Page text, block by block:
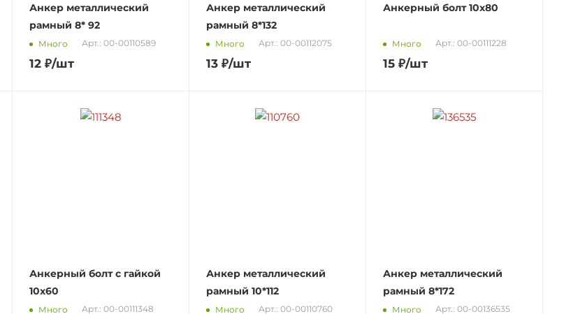
Анкер металлический
рамный 8* 92
Много Арт.: 00-00110589
12 ₽/шт
Анкер металлический
рамный 8*132
Много Арт.: 00-00112075
13 ₽/шт
Анкерный болт 10х80
Много Арт.: 00-00111228
15 ₽/шт
Анкерный болт с гайкой
10х60
Много Арт.: 00-00111348
Анкер металлический
рамный 10*112
Много Арт.: 00-00110760
Анкер металлический
рамный 8*172
Много Арт.: 00-00136535